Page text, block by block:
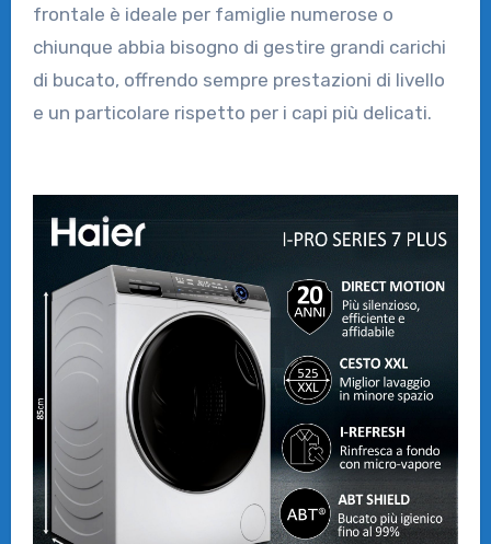
frontale è ideale per famiglie numerose o
chiunque abbia bisogno di gestire grandi carichi
di bucato, offrendo sempre prestazioni di livello
e un particolare rispetto per i capi più delicati.